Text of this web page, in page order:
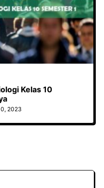
Kelas 10
2023